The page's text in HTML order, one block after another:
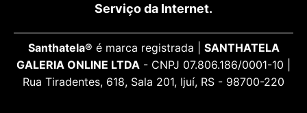
Serviço da Internet.
Santhatela® é marca registrada | SANTHATELA
GALERIA ONLINE LTDA - CNPJ 07.806.186/0001-10 |
Rua Tiradentes, 618, Sala 201, Ijuí, RS - 98700-220